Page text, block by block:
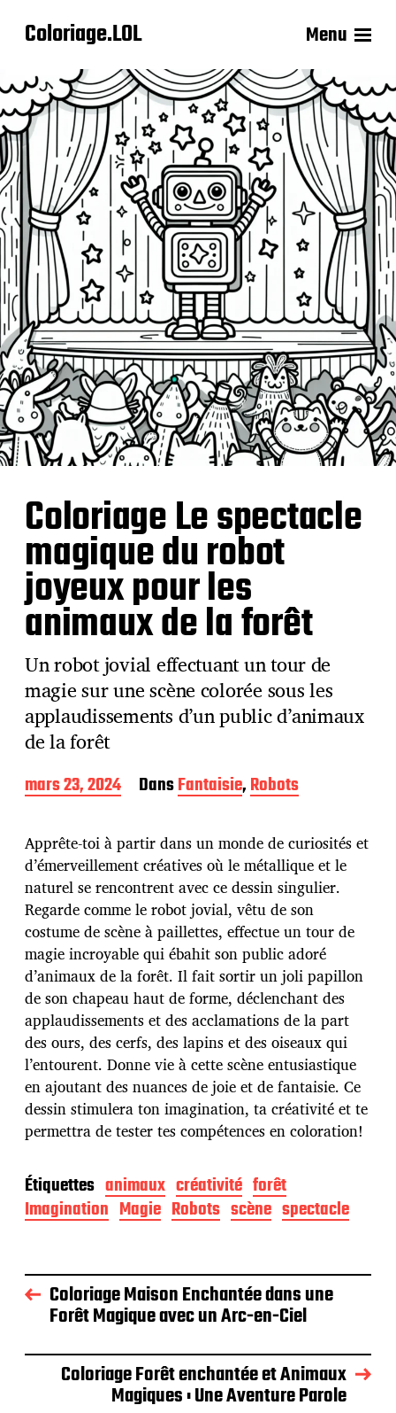
Coloriage.LOL Menu
Coloriage Le spectacle
magique du robot
joyeux pour les
animaux de la forêt
Un robot jovial effectuant un tour de
magie sur une scène colorée sous les
applaudissements d’un public d’animaux
de la forêt
D
a
e
d
e
p
u
b
l
i
c
a
t
i
o
n
mars 23, 2024 DansFantaisie,Robots
Apprête-toi à partir dans un monde de curiosités et
d’émerveillement créatives où le métallique et le
naturel se rencontrent avec ce dessin singulier.
Regarde comme le robot jovial, vêtu de son
costume de scène à paillettes, effectue un tour de
magie incroyable qui ébahit son public adoré
d’animaux de la forêt. Il fait sortir un joli papillon
de son chapeau haut de forme, déclenchant des
applaudissements et des acclamations de la part
des ours, des cerfs, des lapins et des oiseaux qui
l’entourent. Donne vie à cette scène entusiastique
en ajoutant des nuances de joie et de fantaisie. Ce
dessin stimulera ton imagination, ta créativité et te
permettra de tester tes compétences en coloration!
Étiquettes animaux créativité forêt
Imagination Magie Robots scène spectacle
Coloriage Maison Enchantée dans une
Forêt Magique avec un Arc-en-Ciel
Coloriage Forêt enchantée et Animaux
Magiques : Une Aventure Parole